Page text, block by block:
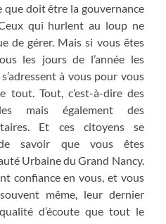
que doit être la gouvernance
qui hurlent au loup ne
de gérer. Mais si vous êtes
les jours de l’année les
à vous pour vous
tout. Tout, c’est-à-dire des
mais également des
Et ces citoyens se
savoir que vous êtes
Urbaine du Grand Nancy.
confiance en vous, et vous
même, leur dernier
d’écoute que tout le